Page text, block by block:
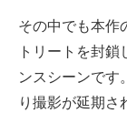
その中でも本作
トリートを封
ンスシーンです
り撮影が延期さ